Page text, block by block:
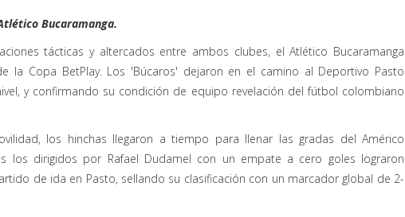
Bucaramanga.
tácticas y altercados entre ambos clubes, el Atlético Bucaramanga
la Copa BetPlay. Los 'Búcaros' dejaron en el camino al Deportivo Pasto
y confirmando su condición de equipo revelación del fútbol colombiano
los hinchas llegaron a tiempo para llenar las gradas del Américo
los dirigidos por Rafael Dudamel con un empate a cero goles lograron
de ida en Pasto, sellando su clasificación con un marcador global de 2-